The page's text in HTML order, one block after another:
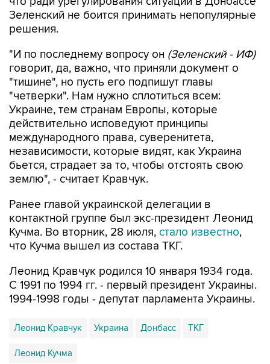
Зеленский не боится принимать непопулярные
решения.
"И по последнему вопросу он (Зеленский - ИФ)
говорит, да, важно, что приняли документ о
"тишине", но пусть его подпишут главы
"четверки". Нам нужно сплотиться всем:
Украине, тем странам Европы, которые
действительно исповедуют принципы
международного права, суверенитета,
независимости, которые видят, как Украина
бьется, страдает за то, чтобы отстоять свою
землю", - считает Кравчук.
Ранее главой украинской делегации в
контактной группе был экс-президент Леонид
Кучма. Во вторник, 28 июля, стало известно,
что Кучма вышел из состава ТКГ.
Леонид Кравчук родился 10 января 1934 года.
С 1991 по 1994 гг. - первый президент Украины.
1994-1998 годы - депутат парламента Украины.
Леонид Кравчук Украина Донбасс ТКГ
Леонид Кучма